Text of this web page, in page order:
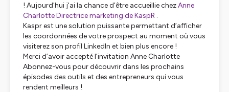
! Aujourd'hui j'ai la chance d’être accueillie chezAnne
Charlotte Directrice marketing de KaspR .
Kaspr est une solution puissante permettant d’afficher
les coordonnées de votre prospect au moment où vous
visiterez son profil LinkedIn et bien plus encore !
Merci d’avoir accepté l’invitation Anne Charlotte
Abonnez-vous pour découvrir dans les prochains
épisodes des outils et des entrepreneurs qui vous
rendent meilleurs !